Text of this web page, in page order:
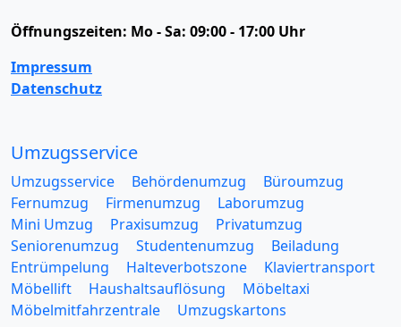
Öffnungszeiten: Mo - Sa: 09:00 - 17:00 Uhr
Impressum
Datenschutz
Umzugsservice
Umzugsservice Behördenumzug
Büroumzug
Fernumzug
Firmenumzug
Laborumzug
Mini Umzug
Praxisumzug
Privatumzug
Seniorenumzug
Studentenumzug
Beiladung
Entrümpelung
Halteverbotszone
Klaviertransport
Möbellift
Haushaltsauflösung
Möbeltaxi
Möbelmitfahrzentrale
Umzugskartons